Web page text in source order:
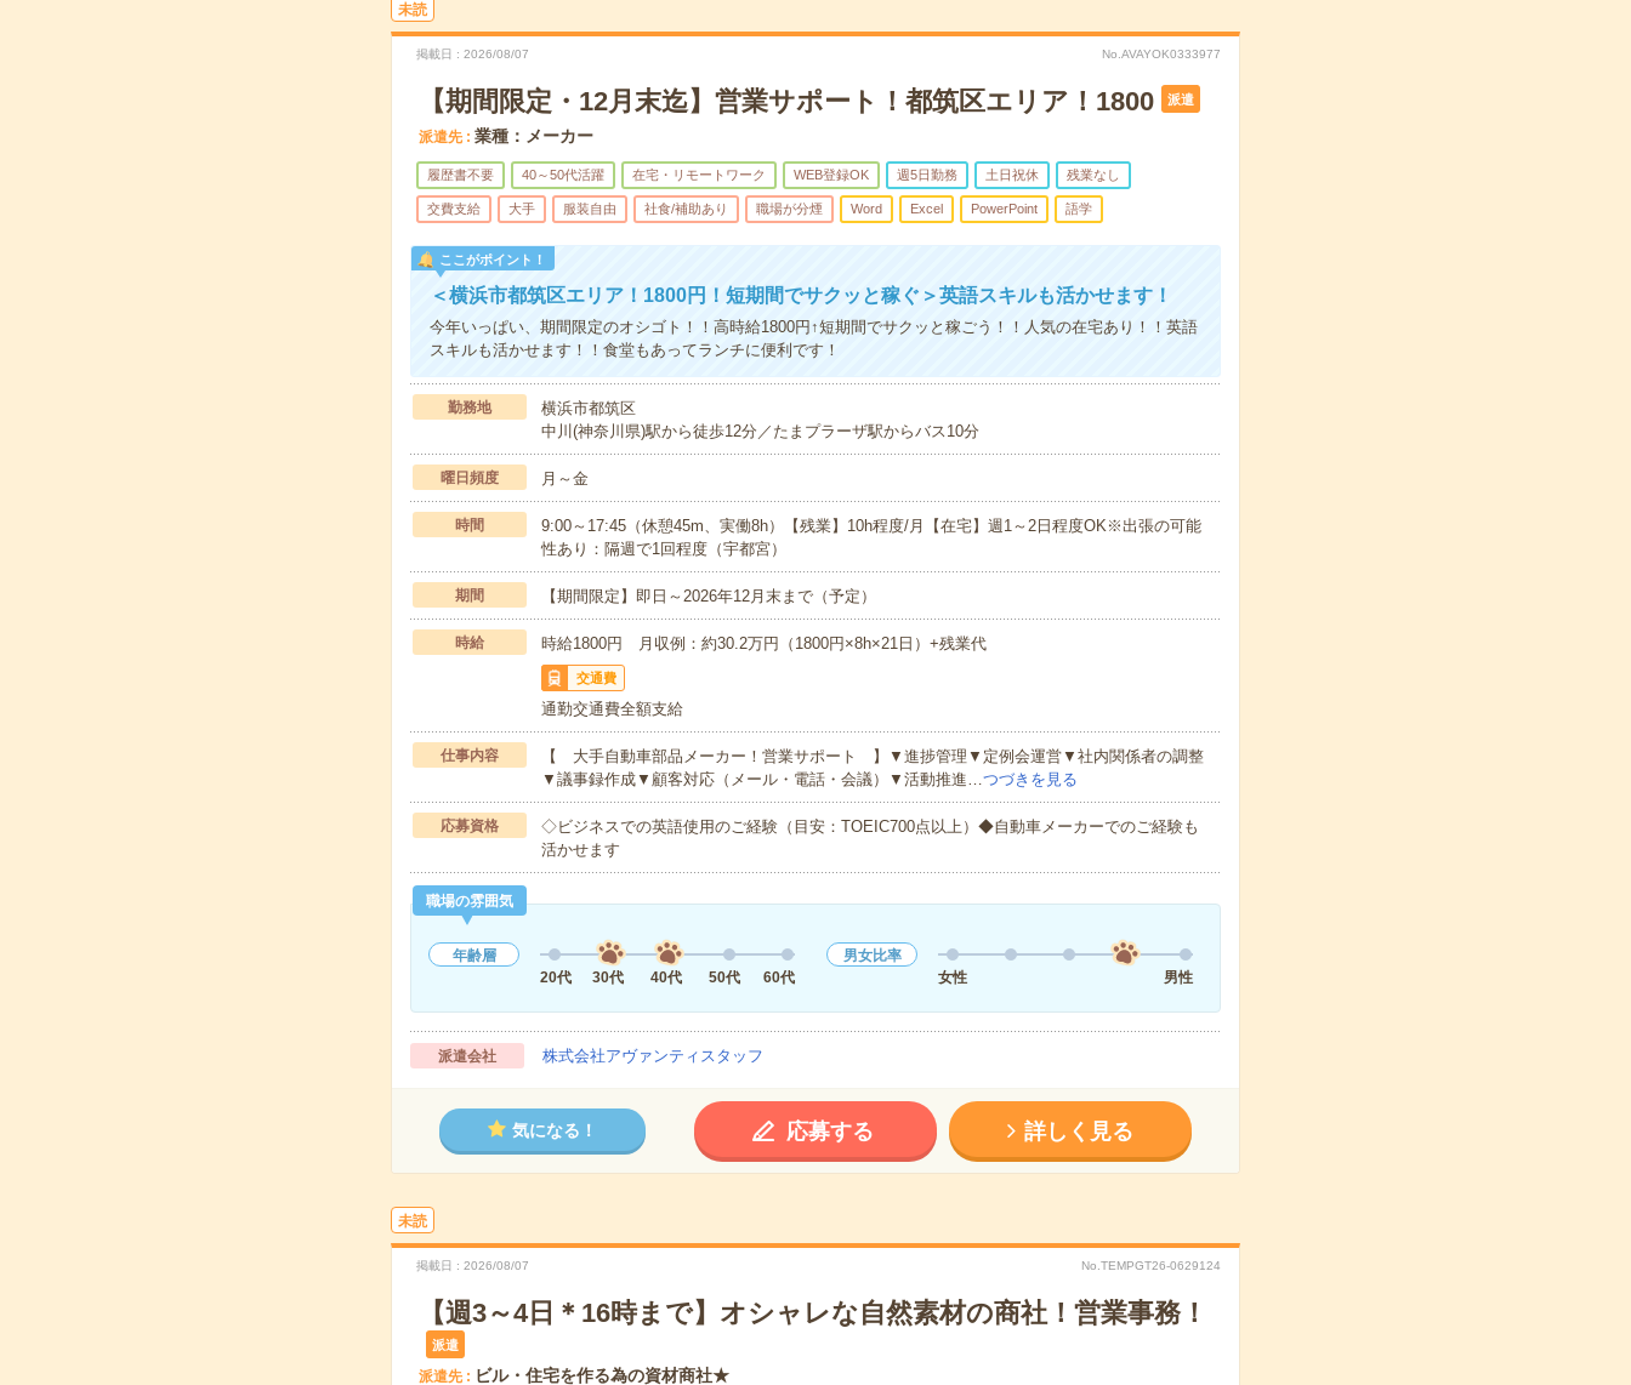
未読
掲載日 2026/08/07 No.AVAYOK0333977
【期間限定・12月末迄】営業サポート！都筑区エリア！1800 派遣
派遣先 業種：メーカー
履歴書不要 40～50代活躍 在宅・リモートワーク WEB登録OK 週5日勤務 土日祝休 残業なし
交費支給 大手 服装自由 社食/補助あり 職場が分煙 Word Excel PowerPoint 語学
ここがポイント！
＜横浜市都筑区エリア！1800円！短期間でサクッと稼ぐ＞英語スキルも活かせます！
今年いっぱい、期間限定のオシゴト！！高時給1800円↑短期間でサクッと稼ごう！！人気の在宅あり！！英語
スキルも活かせます！！食堂もあってランチに便利です！
勤務地
横浜市都筑区
中川(神奈川県)駅から徒歩12分／たまプラーザ駅からバス10分
曜日頻度 月～金
時間
9:00～17:45（休憩45m、実働8h）【残業】10h程度/月【在宅】週1～2日程度OK※出張の可能
性あり：隔週で1回程度（宇都宮）
期間 【期間限定】即日～2026年12月末まで（予定）
時給 時給1800円 月収例：約30.2万円（1800円×8h×21日）+残業代
交通費
通勤交通費全額支給
仕事内容
【 大手自動車部品メーカー！営業サポート 】▼進捗管理▼定例会運営▼社内関係者の調整
▼議事録作成▼顧客対応（メール・電話・会議）▼活動推進…つづきを見る
応募資格
◇ビジネスでの英語使用のご経験（目安：TOEIC700点以上）◆自動車メーカーでのご経験も
活かせます
職場の雰囲気
年齢層
20代
30代 40代 50代 60代
男女比率
女性
男性
派遣会社 株式会社アヴァンティスタッフ
気になる！ 応募する 詳しく見る
未読
掲載日 2026/08/07 No.TEMPGT26-0629124
【週3～4日＊16時まで】オシャレな自然素材の商社！営業事務！
派遣
派遣先 ビル・住宅を作る為の資材商社★